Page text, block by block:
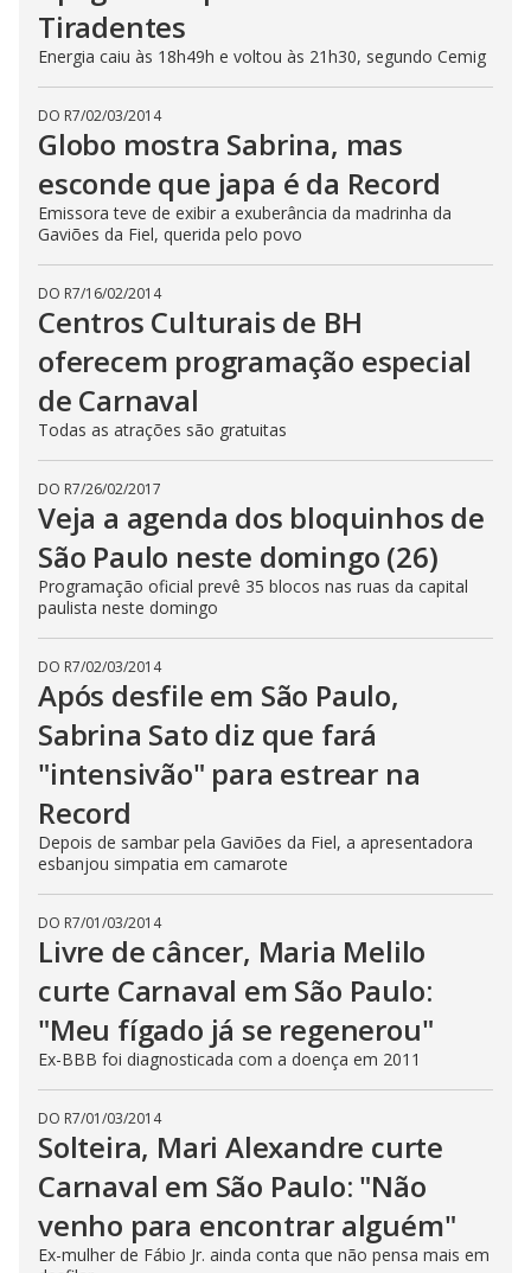
Tiradentes
Energia caiu às 18h49h e voltou às 21h30, segundo Cemig
DO R7/02/03/2014
Globo mostra Sabrina, mas
esconde que japa é da Record
Emissora teve de exibir a exuberância da madrinha da
Gaviões da Fiel, querida pelo povo
DO R7/16/02/2014
Centros Culturais de BH
oferecem programação especial
de Carnaval
Todas as atrações são gratuitas
DO R7/26/02/2017
Veja a agenda dos bloquinhos de
São Paulo neste domingo (26)
Programação oficial prevê 35 blocos nas ruas da capital
paulista neste domingo
DO R7/02/03/2014
Após desfile em São Paulo,
Sabrina Sato diz que fará
"intensivão" para estrear na
Record
Depois de sambar pela Gaviões da Fiel, a apresentadora
esbanjou simpatia em camarote
DO R7/01/03/2014
Livre de câncer, Maria Melilo
curte Carnaval em São Paulo:
"Meu fígado já se regenerou"
Ex-BBB foi diagnosticada com a doença em 2011
DO R7/01/03/2014
Solteira, Mari Alexandre curte
Carnaval em São Paulo: "Não
venho para encontrar alguém"
Ex-mulher de Fábio Jr. ainda conta que não pensa mais em